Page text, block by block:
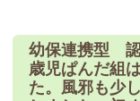
幼保連携型
歳児ぱんだ組
た。風邪も少